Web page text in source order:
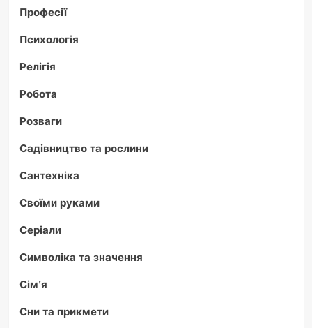
Професії
Психологія
Релігія
Робота
Розваги
Садівництво та рослини
Сантехніка
Своїми руками
Серіали
Символіка та значення
Сім'я
Сни та прикмети